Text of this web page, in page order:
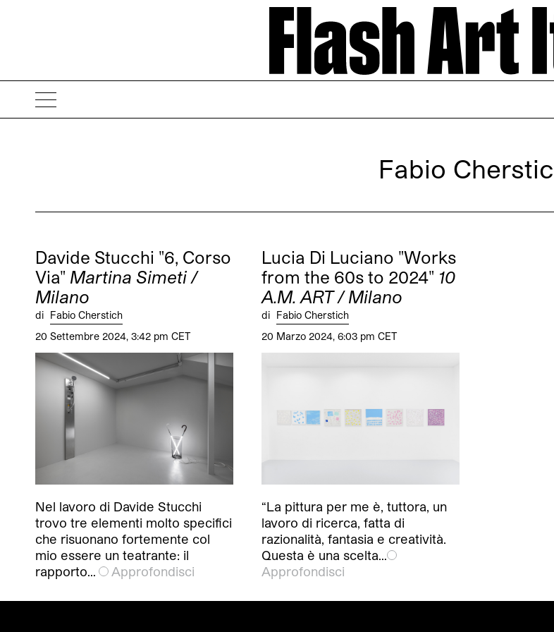
Fabio
Davide Stucchi "6, Corso
Via" Martina Simeti /
Milano
di Fabio Cherstich
20 Settembre 2024, 3:42 pm CET
Nel lavoro di Davide Stucchi
trovo tre elementi molto specifici
che risuonano fortemente col
mio essere un teatrante: il
rapporto…
Approfondisci
Lucia Di Luciano "Works
from the 60s to 2024" 10
A.M. ART / Milano
di Fabio Cherstich
20 Marzo 2024, 6:03 pm CET
“La pittura per me è, tuttora, un
lavoro di ricerca, fatta di
razionalità, fantasia e creatività.
Questa è una scelta…
Approfondisci